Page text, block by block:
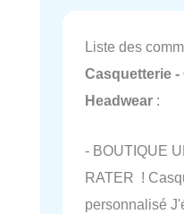
Liste des
Casquetterie
Headwear :
- BOUTIQUE
RATER !
personnalisé